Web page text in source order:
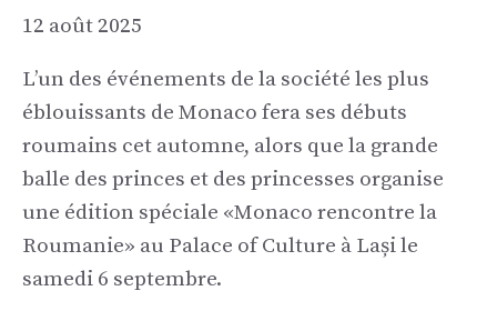
12 août 2025
L’un des événements de la société les plus
éblouissants de Monaco fera ses débuts
roumains cet automne, alors que la grande
balle des princes et des princesses organise
une édition spéciale «Monaco rencontre la
Roumanie» au Palace of Culture à Lași le
samedi 6 septembre.